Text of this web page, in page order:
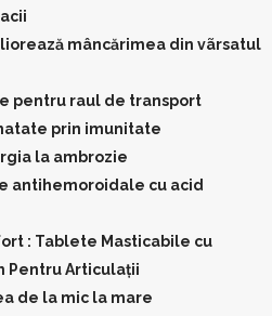
mâncărimea din vãrsatul
pentru raul de transport
prin imunitate
la ambrozie
antihemoroidale cu acid
: Tablete Masticabile cu
Pentru Articulații
de la mic la mare